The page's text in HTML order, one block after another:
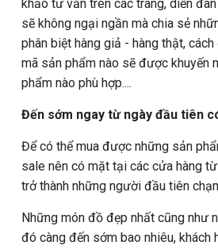
khảo tư vấn trên các trang, diễn
sẽ không ngại ngần mà chia sẻ
phân biệt hàng giả - hàng thật,
mã sản phẩm nào sẽ được khuyến
phẩm nào phù hợp....
Đến sớm ngay từ ngày đầu tiên
Để có thể mua được những sản
sale nên có mặt tại các cửa hàng
trở thành những người đầu tiên
Những món đồ đẹp nhất cũng như
đó càng đến sớm bao nhiêu, khách